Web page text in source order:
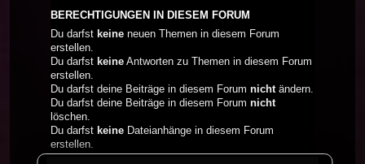
BERECHTIGUNGEN IN DIESEM FORUM
Du darfst keine neuen Themen in diesem Forum
erstellen.
Du darfst keine Antworten zu Themen in diesem Forum
erstellen.
Du darfst deine Beiträge in diesem Forum nichtändern.
Du darfst deine Beiträge in diesem Forum nicht
löschen.
Du darfst keine Dateianhänge in diesem Forum
erstellen.